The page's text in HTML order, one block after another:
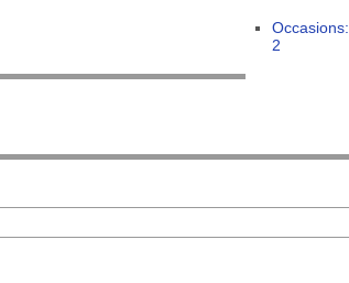
Occasions:
2